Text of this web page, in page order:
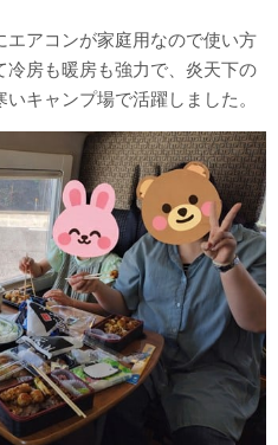
アコンが家庭用なので使い方
冷房も暖房も強力で、炎天下の
キャンプ場で活躍しました。